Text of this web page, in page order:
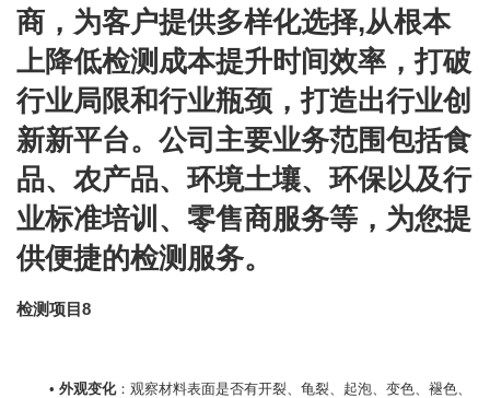
商，为客户提供多样化选择,从根本
上降低检测成本提升时间效率，打破
行业局限和行业瓶颈，打造出行业创
新新平台。公司主要业务范围包括食
品、农产品、环境土壤、环保以及行
业标准培训、零售商服务等，为您提
供便捷的检测服务。
检测项目8
外观变化：观察材料表面是否有开裂、龟裂、起泡、变色、褪色、